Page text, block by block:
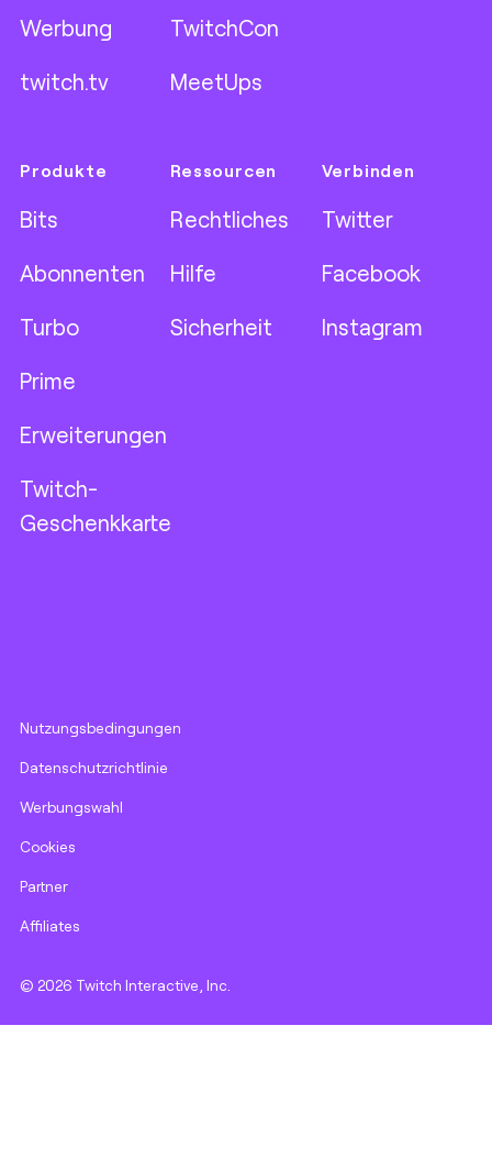
Werbung
twitch.tv
TwitchCon
MeetUps
Produkte
Bits
Abonnenten
Turbo
Prime
Erweiterungen
Twitch-
Geschenkkarte
Ressourcen
Rechtliches
Hilfe
Sicherheit
Verbinden
Twitter
Facebook
Instagram
Nutzungsbedingungen
Datenschutzrichtlinie
Werbungswahl
Cookies
Partner
Affiliates
© 2026 Twitch Interactive, Inc.